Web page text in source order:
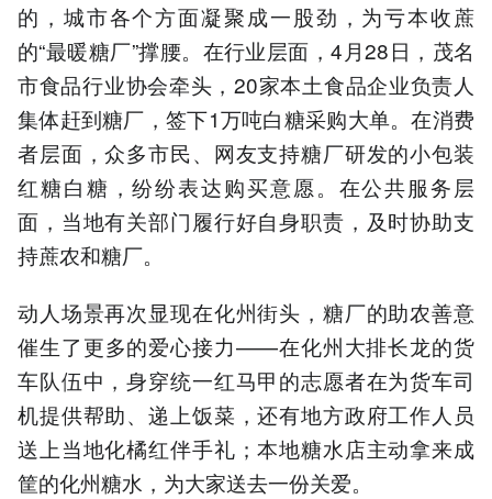
的，城市各个方面凝聚成一股劲，为亏本收蔗
的“最暖糖厂”撑腰。在行业层面，4月28日，茂名
市食品行业协会牵头，20家本土食品企业负责人
集体赶到糖厂，签下1万吨白糖采购大单。在消费
者层面，众多市民、网友支持糖厂研发的小包装
红糖白糖，纷纷表达购买意愿。在公共服务层
面，当地有关部门履行好自身职责，及时协助支
持蔗农和糖厂。
动人场景再次显现在化州街头，糖厂的助农善意
催生了更多的爱心接力——在化州大排长龙的货
车队伍中，身穿统一红马甲的志愿者在为货车司
机提供帮助、递上饭菜，还有地方政府工作人员
送上当地化橘红伴手礼；本地糖水店主动拿来成
筐的化州糖水，为大家送去一份关爱。